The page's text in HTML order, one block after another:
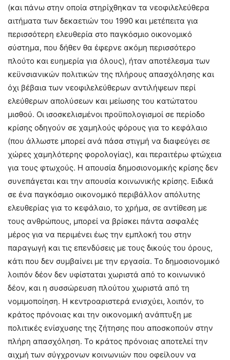
(και πάνω στην οποία στηρίχθηκαν τα νεοφιλελεύθερα
αιτήματα των δεκαετιών του 1990 και μετέπειτα για
περισσότερη ελευθερία στο παγκόσμιο οικονομικό
σύστημα, που δήθεν θα έφερνε ακόμη περισσότερο
πλούτο και ευημερία για όλους), ήταν αποτέλεσμα των
κεϋνσιανικών πολιτικών της πλήρους απασχόλησης και
όχι βέβαια των νεοφιλελεύθερων αντιλήψεων περί
ελεύθερων απολύσεων και μείωσης του κατώτατου
μισθού. Οι ισοσκελισμένοι προϋπολογισμοί σε περίοδο
κρίσης οδηγούν σε χαμηλούς φόρους για το κεφάλαιο
(που άλλωστε μπορεί ανά πάσα στιγμή να διαφεύγει σε
χώρες χαμηλότερης φορολογίας), και περαιτέρω φτώχεια
για τους φτωχούς. Η απουσία δημοσιονομικής κρίσης δεν
συνεπάγεται και την απουσία κοινωνικής κρίσης. Ειδικά
σε ένα παγκόσμιο οικονομικό περιβάλλον απόλυτης
ελευθερίας για το κεφάλαιο, το χρήμα, σε αντίθεση με
τους ανθρώπους, μπορεί να βρίσκει πάντα ασφαλές
μέρος για να περιμένει έως την εμπλοκή του στην
παραγωγή και τις επενδύσεις με τους δικούς του όρους,
κάτι που δεν συμβαίνει με την εργασία. Το δημοσιονομικό
λοιπόν δέον δεν υφίσταται χωριστά από το κοινωνικό
δέον, και η συσσώρευση πλούτου χωριστά από τη
νομιμοποίηση. Η κεντροαριστερά ενισχύει, λοιπόν, το
κράτος πρόνοιας και την οικονομική ανάπτυξη με
πολιτικές ενίσχυσης της ζήτησης που αποσκοπούν στην
πλήρη απασχόληση. Το κράτος πρόνοιας αποτελεί την
αιχμή των σύγχρονων κοινωνιών που οφείλουν να